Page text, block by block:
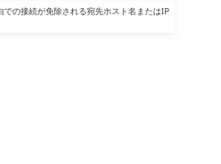
の接続が免除される宛先ホスト名またはIP